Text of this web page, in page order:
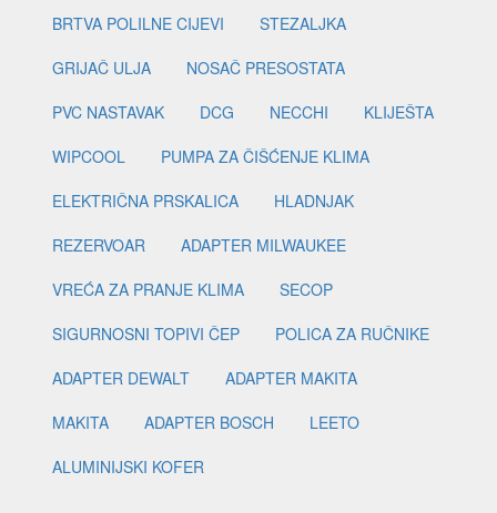
BRTVA POLILNE CIJEVI
STEZALJKA
GRIJAČ ULJA
NOSAČ PRESOSTATA
PVC NASTAVAK
DCG NECCHI
KLIJEŠTA
WIPCOOL
PUMPA ZA ČIŠĆENJE KLIMA
ELEKTRIČNA PRSKALICA
HLADNJAK
REZERVOAR
ADAPTER MILWAUKEE
VREĆA ZA PRANJE KLIMA
SECOP
SIGURNOSNI TOPIVI ČEP
POLICA ZA RUČNIKE
ADAPTER DEWALT
ADAPTER MAKITA
MAKITA
ADAPTER BOSCH
LEETO
ALUMINIJSKI KOFER